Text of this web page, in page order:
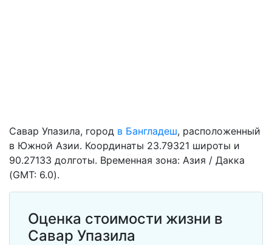
Савар Упазила, город в Бангладеш, расположенный
в Южной Азии. Координаты 23.79321 широты и
90.27133 долготы. Временная зона: Азия / Дакка
(GMT: 6.0).
Оценка стоимости жизни в
Савар Упазила